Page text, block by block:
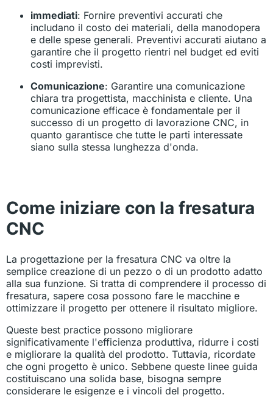
immediati: Fornire preventivi accurati che
includano il costo dei materiali, della manodopera
e delle spese generali. Preventivi accurati aiutano a
garantire che il progetto rientri nel budget ed eviti
costi imprevisti.
Comunicazione: Garantire una comunicazione
chiara tra progettista, macchinista e cliente. Una
comunicazione efficace è fondamentale per il
successo di un progetto di lavorazione CNC, in
quanto garantisce che tutte le parti interessate
siano sulla stessa lunghezza d'onda.
Come iniziare con la fresatura
CNC
La progettazione per la fresatura CNC va oltre la
semplice creazione di un pezzo o di un prodotto adatto
alla sua funzione. Si tratta di comprendere il processo di
fresatura, sapere cosa possono fare le macchine e
ottimizzare il progetto per ottenere il risultato migliore.
Queste best practice possono migliorare
significativamente l'efficienza produttiva, ridurre i costi
e migliorare la qualità del prodotto. Tuttavia, ricordate
che ogni progetto è unico. Sebbene queste linee guida
costituiscano una solida base, bisogna sempre
considerare le esigenze e i vincoli del progetto.